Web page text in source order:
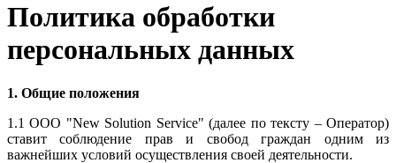
Политика обработки
персональных данных
1. Общие положения
1.1 ООО "New Solution Service" (далее по тексту – Оператор)
ставит соблюдение прав и свобод граждан одним из
важнейших условий осуществления своей деятельности.